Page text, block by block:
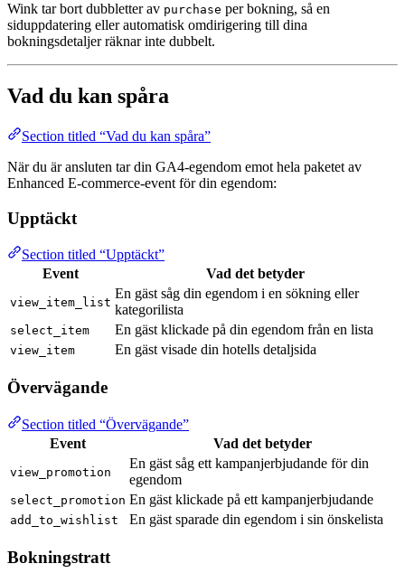
Wink tar bort dubbletter av purchase per bokning, så en
siduppdatering eller automatisk omdirigering till dina
bokningsdetaljer räknar inte dubbelt.
Vad du kan spåra
Section titled “Vad du kan spåra”
När du är ansluten tar din GA4-egendom emot hela paketet av
Enhanced E-commerce-event för din egendom:
Upptäckt
Section titled “Upptäckt”
Event
Vad det betyder
view_item_list
En gäst såg din egendom i en sökning eller
kategorilista
select_item En gäst klickade på din egendom från en lista
view_item En gäst visade din hotells detaljsida
Övervägande
Section titled “Övervägande”
Event
Vad det betyder
view_promotion
En gäst såg ett kampanjerbjudande för din
egendom
select_promotion En gäst klickade på ett kampanjerbjudande
add_to_wishlist En gäst sparade din egendom i sin önskelista
Bokningstratt